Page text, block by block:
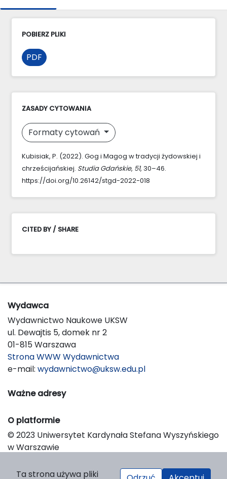
POBIERZ PLIKI
PDF
ZASADY CYTOWANIA
Formaty cytowań
Kubisiak, P. (2022). Gog i Magog w tradycji żydowskiej i
chrześcijańskiej. Studia Gdańskie, 51, 30–46.
https://doi.org/10.26142/stgd-2022-018
CITED BY / SHARE
Wydawca
Wydawnictwo Naukowe UKSW
ul. Dewajtis 5, domek nr 2
01-815 Warszawa
Strona WWW Wydawnictwa
e-mail: wydawnictwo@uksw.edu.pl
Ważne adresy
O platformie
© 2023 Uniwersytet Kardynała Stefana Wyszyńskiego
w Warszawie
Platform & Workflow by OJS/PKP
Ta strona używa pliki